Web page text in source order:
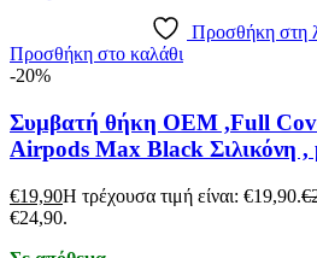
Προσθήκη στη
Προσθήκη στο καλάθι
-20%
Συμβατή θήκη ΟΕΜ ,Full
Airpods Max Black Σιλικόνη ,
€19,90Η τρέχουσα τιμή είναι: €19,90.€
€24,90.